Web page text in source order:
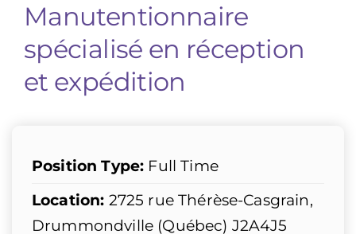
Manutentionnaire
spécialisé en réception
et expédition
Position Type: Full Time
Location: 2725 rue Thérèse-Casgrain,
Drummondville (Québec) J2A4J5